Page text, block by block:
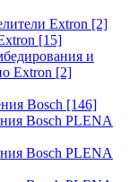
Extron [2]
[15]
и
Extron [2]
Bosch [146]
Bosch PLENA
Bosch PLENA